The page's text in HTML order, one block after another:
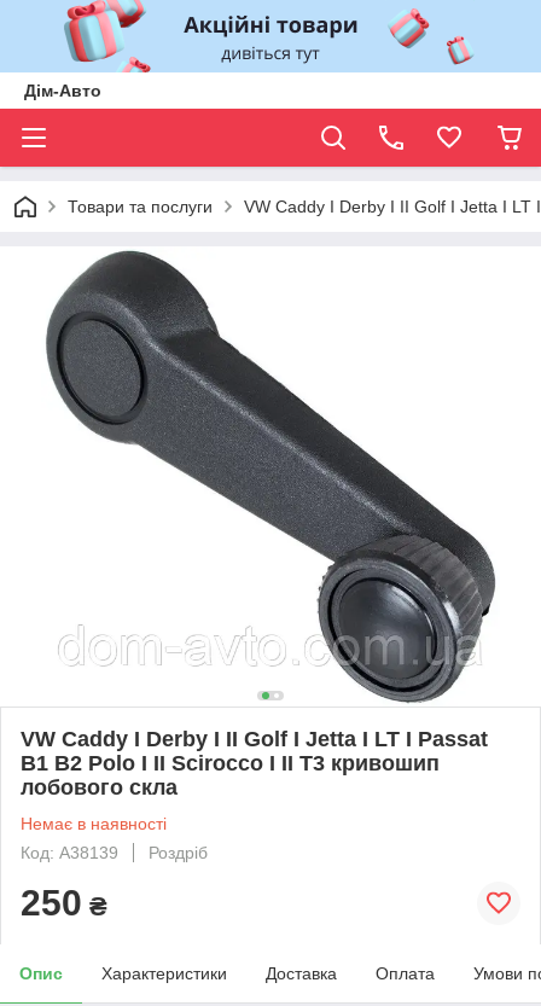
Дім-Авто
Товари та послуги VW Caddy I Derby I II Golf I Jetta I LT
VW Caddy I Derby I II Golf I Jetta I LT I Passat
B1 B2 Polo I II Scirocco I II T3 кривошип
лобового скла
Немає в наявності
Код: A38139
Роздріб
250 ₴
Опис Характеристики Доставка Оплата Умови